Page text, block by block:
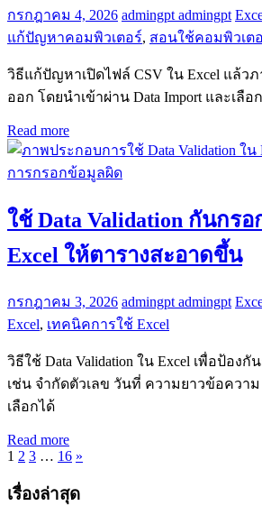
กรกฎาคม 4, 2026 admingpt admingpt
แก้ปัญหาคอมพิวเตอร์, สอนใช้คอมพิวเต
วิธีแก้ปัญหาเปิดไฟล์ CSV ใน Excel แล้ว
ออก โดยนำเข้าผ่าน Data Import และเลือ
Read more
ใช้ Data Validation กันกร
Excel ให้ตารางสะอาดขึ้น
กรกฎาคม 3, 2026 admingpt admingpt
Excel, เทคนิคการใช้ Excel
วิธีใช้ Data Validation ใน Excel เพื่อป้อง
เช่น จำกัดตัวเลข วันที่ ความยาวข้อควา
เลือกได้
Read more
Posts
pagination
1 2 3 … 16 Next
»
เรื่องล่าสุด